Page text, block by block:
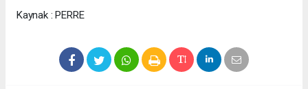
Kaynak : PERRE